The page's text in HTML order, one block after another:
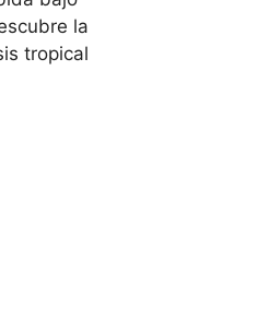
la
tropical